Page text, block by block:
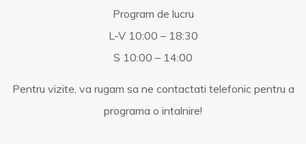
Program de lucru
L-V 10:00 – 18:30
S 10:00 – 14:00
Pentru vizite, va rugam sa ne contactati telefonic pentru a
programa o intalnire!